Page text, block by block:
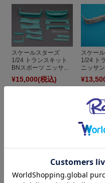
スケールスターズ
1/24 トランスキット
BNスポーツ ニッサ...
¥15,000(税込)
スケー
1/24 ト
ニッサ
トライアル ニッサン...
スケー
1/24 ト
ヴェル